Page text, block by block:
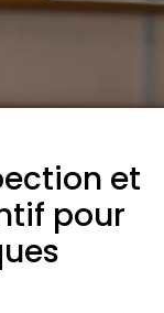
et
pour